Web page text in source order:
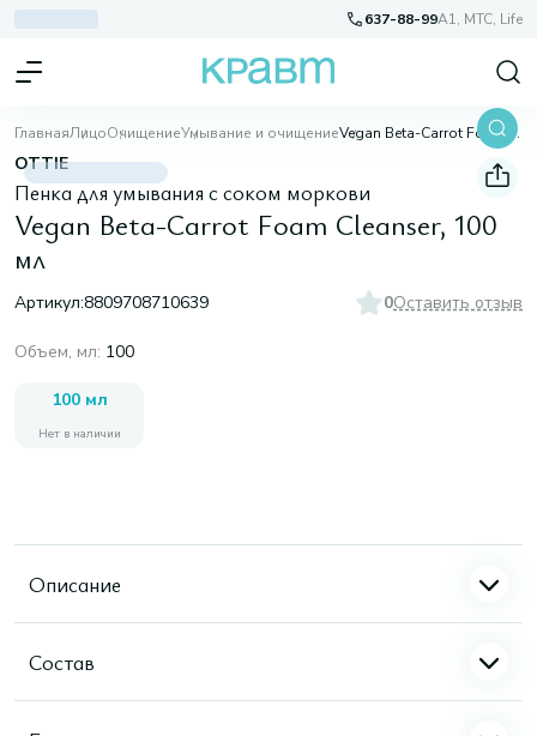
637-88-99A1, МТС, Life
ГлавнаяЛицоОчищениеУмывание и очищение Vegan Beta-Carrot Foam Cleanser, 100 мл
OTTIE
Пенка для умывания с соком моркови
Vegan Beta-Carrot Foam Cleanser, 100
мл
Артикул:8809708710639 0Оставить отзыв
Объем, мл: 100
100 мл
Нет в наличии
Описание
Состав